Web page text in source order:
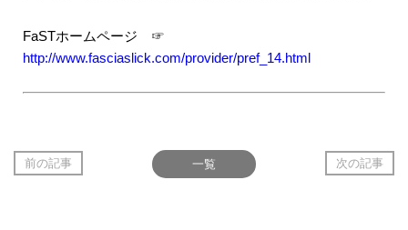
FaSTホームページ ☞
http://www.fasciaslick.com/provider/pref_14.html
前の記事 一覧 次の記事